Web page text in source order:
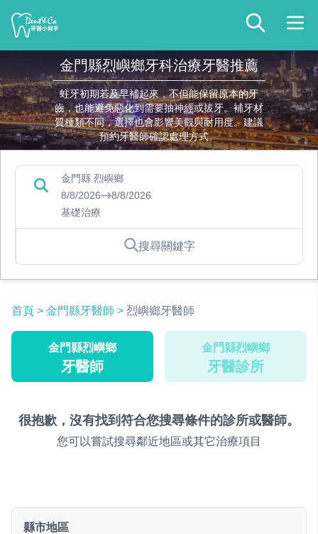
金門縣烈嶼鄉牙科治療牙醫推薦
蛀牙初期若及早補起來，不但能保留原本的牙
齒，也能避免惡化到需要抽神經或拔牙。補牙材
質種類不同，選擇也會影響美觀與耐用度。建議
預約牙醫師確認處理方式。
金門縣 烈嶼鄉
8/8/2026
8/8/2026
基礎治療
搜尋關鍵字
首頁 > 金門縣牙醫師 > 烈嶼鄉牙醫師
金門縣烈嶼鄉
牙醫師
金門縣烈嶼鄉
牙醫診所
很抱歉，沒有找到符合您搜尋條件的診所或醫師。
您可以嘗試搜尋鄰近地區或其它治療項目
縣市地區